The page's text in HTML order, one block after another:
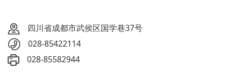
四川省成都市武侯区国学巷37号
028-85422114
028-85582944